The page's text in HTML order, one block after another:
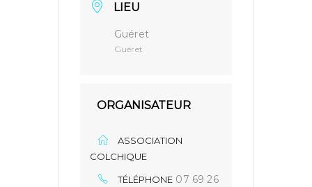
LIEU
Guéret
Guéret
ORGANISATEUR
ASSOCIATION
COLCHIQUE
TÉLÉPHONE 07 69 26